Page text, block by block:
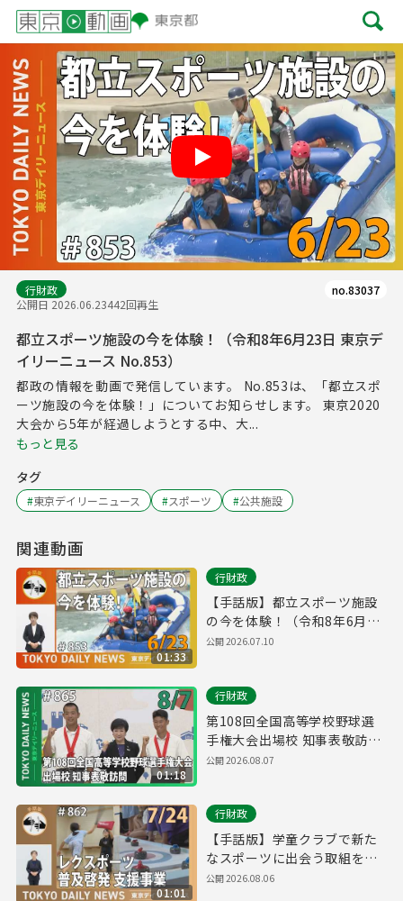
Play
行財政
公開日 2026.06.23442回再生
no.83037
都立スポーツ施設の今を体験！（令和8年6月23日 東京デ
イリーニュース No.853）
都政の情報を動画で発信しています。 No.853は、「都立スポ
ーツ施設の今を体験！」についてお知らせします。 東京2020
大会から5年が経過しようとする中、大...
もっと見る
タグ
#東京デイリーニュース #スポーツ #公共施設
関連動画
01:33
行財政
【手話版】都立スポーツ施設
の今を体験！（令和8年6月23
日 東京デイリーニュース
公開2026.07.10
01:18
行財政
第108回全国高等学校野球選
手権大会出場校 知事表敬訪問
（令和8年8月7日 東京デイリ
公開2026.08.07
01:01
行財政
【手話版】学童クラブで新た
なスポーツに出会う取組を開
始！（令和8年7月24日 東京デ
公開2026.08.06